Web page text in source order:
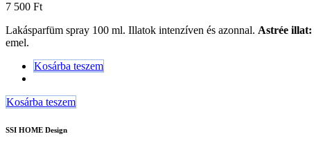
7 500 Ft
Lakásparfüm spray 100 ml. Illatok intenzíven és azonnal. Astrée illat:
emel.
Kosárba teszem
Kosárba teszem
SSI HOME Design